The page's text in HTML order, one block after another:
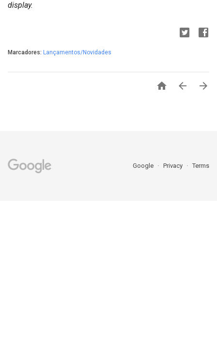
display.
Marcadores: Lançamentos/Novidades
  
Google Privacy Terms